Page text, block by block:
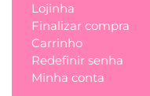
Lojinha
Finalizar compra
Carrinho
Redefinir senha
Minha conta